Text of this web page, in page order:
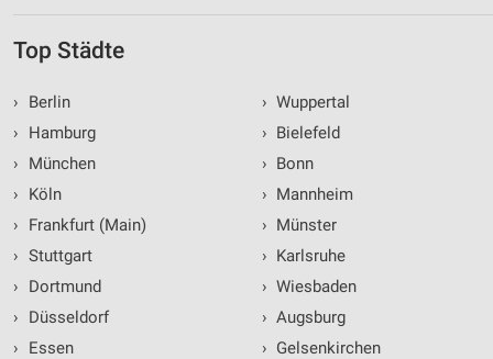
Top Städte
›
Berlin
›
Hamburg
›
München
›
Köln
›
Frankfurt (Main)
› Stuttgart
›
Dortmund
›
Düsseldorf
›
Essen
› Wuppertal
› Bielefeld
› Bonn
› Mannheim
› Münster
› Karlsruhe
› Wiesbaden
› Augsburg
› Gelsenkirchen